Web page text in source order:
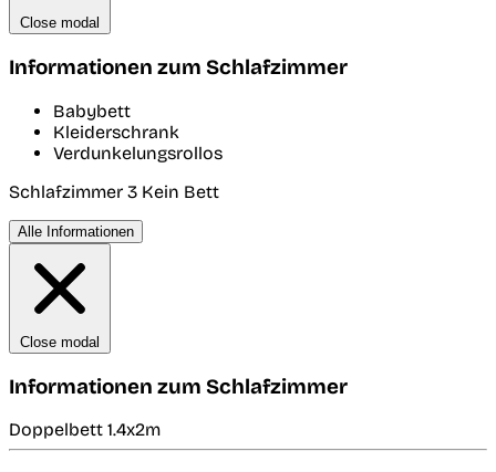
Close modal
Informationen zum Schlafzimmer
Babybett
Kleiderschrank
Verdunkelungsrollos
Schlafzimmer 3 Kein Bett
Alle Informationen
Close modal
Informationen zum Schlafzimmer
Doppelbett 1.4x2m